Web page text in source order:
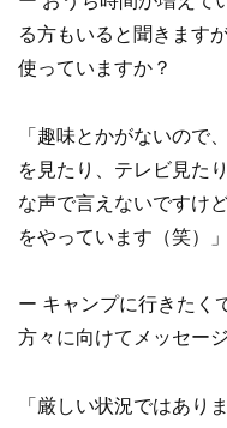
る方もいると聞きます
使っていますか？
「趣味とかがないので
を見たり、テレビ見た
な声で言えないですけ
をやっています（笑）」
ー キャンプに行きたく
方々に向けてメッセー
「厳しい状況ではあり